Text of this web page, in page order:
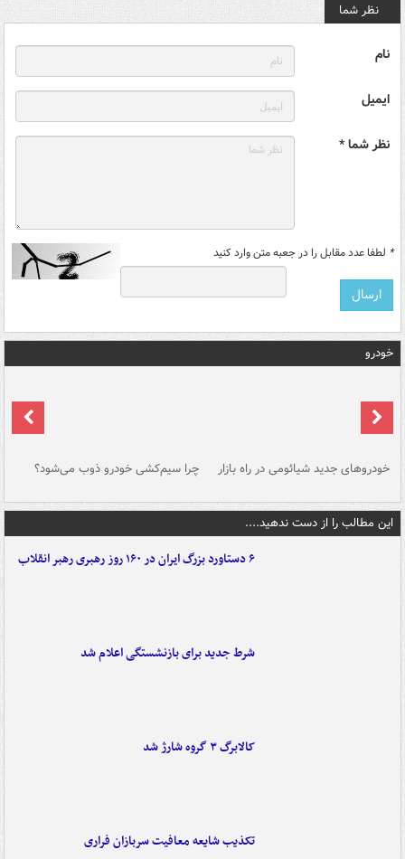
نظر شما
نام
ایمیل
نظر شما *
* لطفا عدد مقابل را در جعبه متن وارد کنید
خودرو
خودروهای جدید شیائومی در راه بازار چرا سیم‌کشی خودرو ذوب می‌شود؟
این مطالب را از دست ندهید....
۶ دستاورد بزرگ ایران در ۱۶۰ روز رهبری رهبر انقلاب
شرط جدید برای بازنشستگی اعلام شد
کالابرگ ۳ گروه شارژ شد
تکذیب شایعه معافیت سربازان فراری